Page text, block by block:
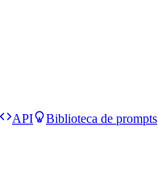
API
Biblioteca de prompts